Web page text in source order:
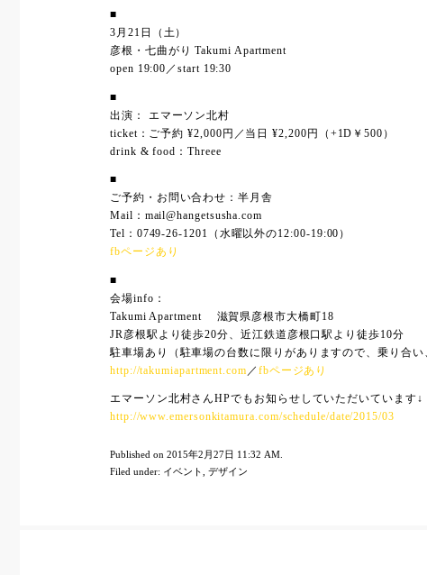
■
3月21日（土）
彦根・七曲がり Takumi Apartment
open 19:00／start 19:30
■
出演： エマーソン北村
ticket：ご予約 ¥2,000円／当日 ¥2,200円（+1D￥500）
drink & food：Threee
■
ご予約・お問い合わせ：半月舎
Mail：mail@hangetsusha.com
Tel：0749-26-1201（水曜以外の12:00-19:00）
fbページあり
■
会場info：
Takumi Apartment 滋賀県彦根市大橋町18
JR彦根駅より徒歩20分、近江鉄道彦根口駅より徒歩10分
駐車場あり（駐車場の台数に限りがありますので、乗り合
http://takumiapartment.com ／ fbページあり
エマーソン北村さんHPでもお知らせしていただいています↓
http://www.emersonkitamura.com/schedule/date/2015/03
Published on 2015年2月27日 11:32 AM.
Filed under: イベント デザイン